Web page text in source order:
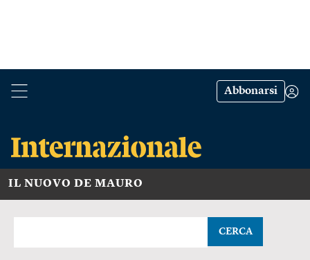
Abbonarsi
IL NUOVO DE MAURO
CERCA